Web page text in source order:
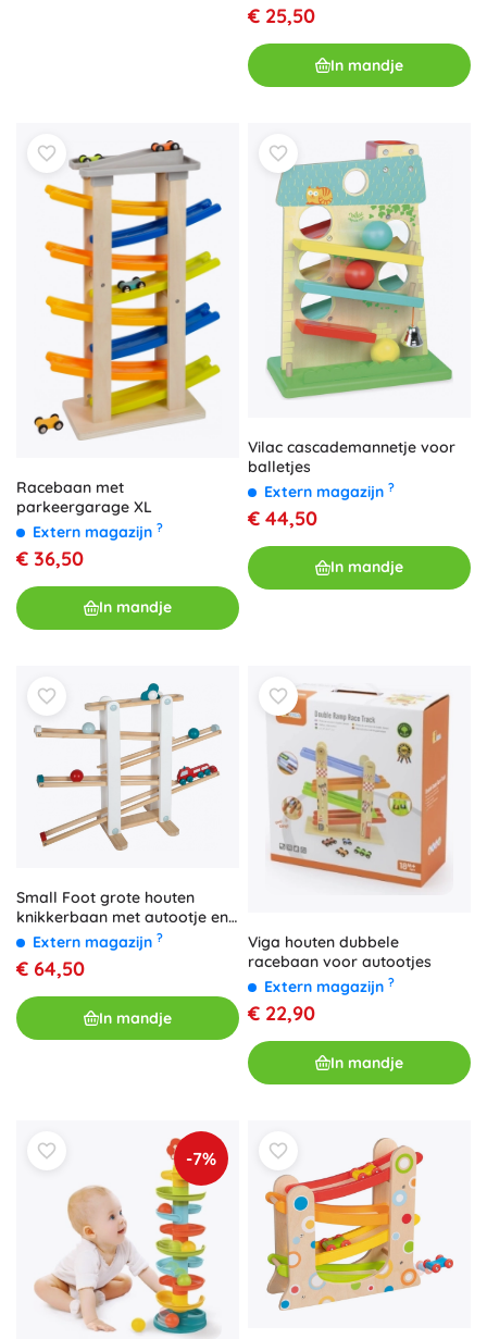
€ 25,50
In mandje
Racebaan met
parkeergarage XL
Extern magazijn ?
€ 36,50
In mandje
Vilac cascademannetje voor
balletjes
Extern magazijn ?
€ 44,50
In mandje
Small Foot grote houten
knikkerbaan met autootje en
knikkers
Extern magazijn ?
€ 64,50
In mandje
Viga houten dubbele
racebaan voor autootjes
Extern magazijn ?
€ 22,90
In mandje
-7%